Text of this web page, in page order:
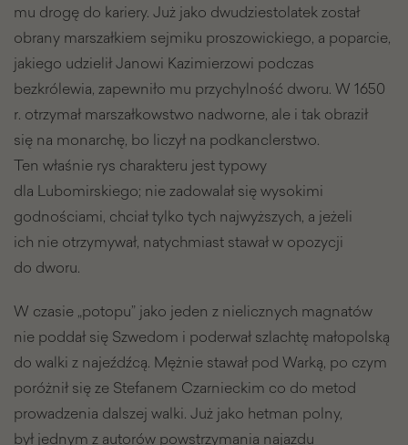
mu drogę do kariery. Już jako dwudziestolatek został
obrany marszałkiem sejmiku proszowickiego, a poparcie,
jakiego udzielił Janowi Kazimierzowi podczas
bezkrólewia, zapewniło mu przychylność dworu. W 1650
r. otrzymał marszałkowstwo nadworne, ale i tak obraził
się na monarchę, bo liczył na podkanclerstwo.
Ten właśnie rys charakteru jest typowy
dla Lubomirskiego; nie zadowalał się wysokimi
godnościami, chciał tylko tych najwyższych, a jeżeli
ich nie otrzymywał, natychmiast stawał w opozycji
do dworu.
W czasie „potopu” jako jeden z nielicznych magnatów
nie poddał się Szwedom i poderwał szlachtę małopolską
do walki z najeźdźcą. Mężnie stawał pod Warką, po czym
poróżnił się ze Stefanem Czarnieckim co do metod
prowadzenia dalszej walki. Już jako hetman polny,
był jednym z autorów powstrzymania najazdu